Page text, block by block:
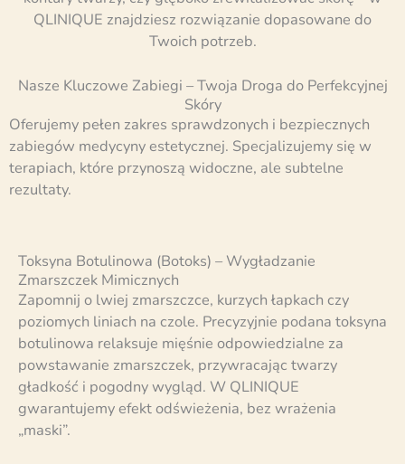
QLINIQUE znajdziesz rozwiązanie dopasowane do
Twoich potrzeb.
Nasze Kluczowe Zabiegi – Twoja Droga do Perfekcyjnej
Skóry
Oferujemy pełen zakres sprawdzonych i bezpiecznych
zabiegów medycyny estetycznej. Specjalizujemy się w
terapiach, które przynoszą widoczne, ale subtelne
rezultaty.
Toksyna Botulinowa (Botoks) – Wygładzanie
Zmarszczek Mimicznych
Zapomnij o lwiej zmarszczce, kurzych łapkach czy
poziomych liniach na czole. Precyzyjnie podana toksyna
botulinowa relaksuje mięśnie odpowiedzialne za
powstawanie zmarszczek, przywracając twarzy
gładkość i pogodny wygląd. W QLINIQUE
gwarantujemy efekt odświeżenia, bez wrażenia
„maski”.